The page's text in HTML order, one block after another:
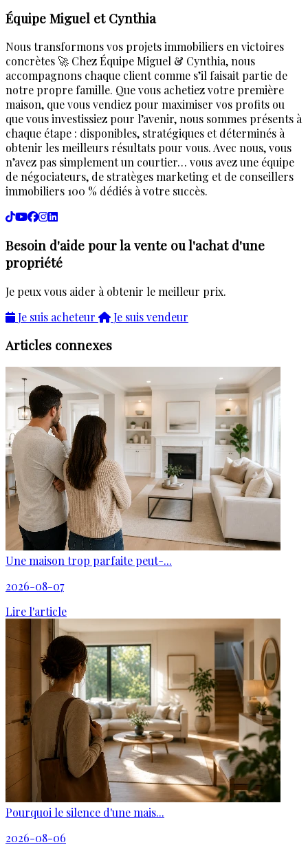
Équipe Miguel et Cynthia
Nous transformons vos projets immobiliers en victoires
concrètes 🚀 Chez Équipe Miguel & Cynthia, nous
accompagnons chaque client comme s’il faisait partie de
notre propre famille. Que vous achetiez votre première
maison, que vous vendiez pour maximiser vos profits ou
que vous investissiez pour l’avenir, nous sommes présents à
chaque étape : disponibles, stratégiques et déterminés à
obtenir les meilleurs résultats pour vous. Avec nous, vous
n’avez pas simplement un courtier… vous avez une équipe
de négociateurs, de stratèges marketing et de conseillers
immobiliers 100 % dédiés à votre succès.
Besoin d'aide pour la vente ou l'achat d'une
propriété
Je peux vous aider à obtenir le meilleur prix.
Je suis acheteur
Je suis vendeur
Articles connexes
Une maison trop parfaite peut-...
2026-08-07
Lire l'article
Pourquoi le silence d'une mais...
2026-08-06